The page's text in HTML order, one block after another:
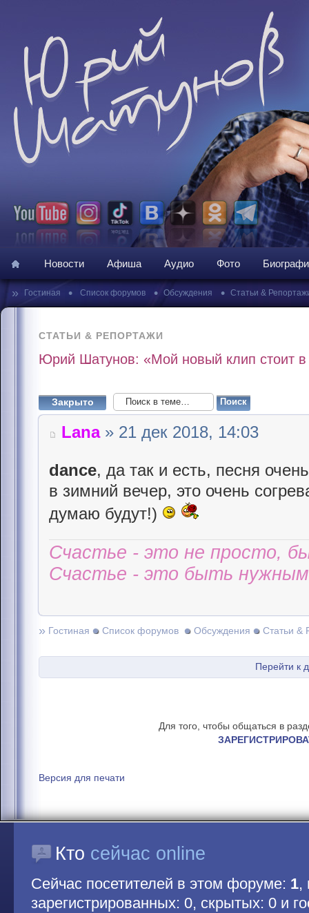
Новости Афиша Аудио Фото
» Гостиная • Список форумов • Обсуждения • Статьи &
СТАТЬИ & РЕПОРТАЖИ
Юрий Шатунов: «Мой новый клип стоит
Закрыто
Lana» 21 дек 2018, 14:03
dance, да так и есть, песня
в зимний вечер, это очень
думаю будут!)
Счастье - это не просто,
Счастье - это быть
» Гостиная Список форумов Обсуждения Статьи &
Перейти к
Для того, чтобы общаться в
Версия для печати
Кто сейчас online
Сейчас посетителей в этом форуме: 1,
зарегистрированных: 0, скрытых: 0 и